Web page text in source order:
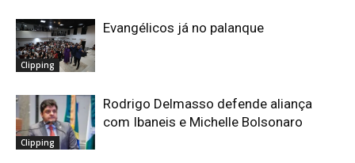
Clipping
Evangélicos já no palanque
Clipping
Rodrigo Delmasso defende aliança
com Ibaneis e Michelle Bolsonaro